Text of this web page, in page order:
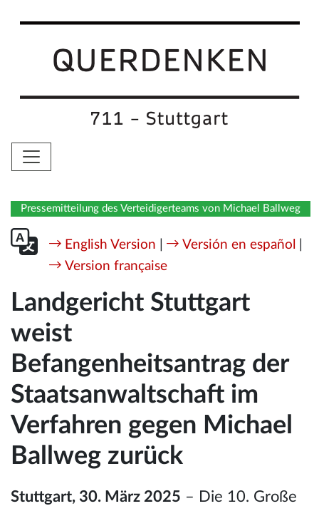
Pressemitteilung des Verteidigerteams von Michael Ballweg
English Version | Versión en español
Version française
Landgericht Stuttgart
weist
Befangenheitsantrag der
Staatsanwaltschaft im
Verfahren gegen Michael
Ballweg zurück
Stuttgart, 30. März 2025 – Die 10. Große